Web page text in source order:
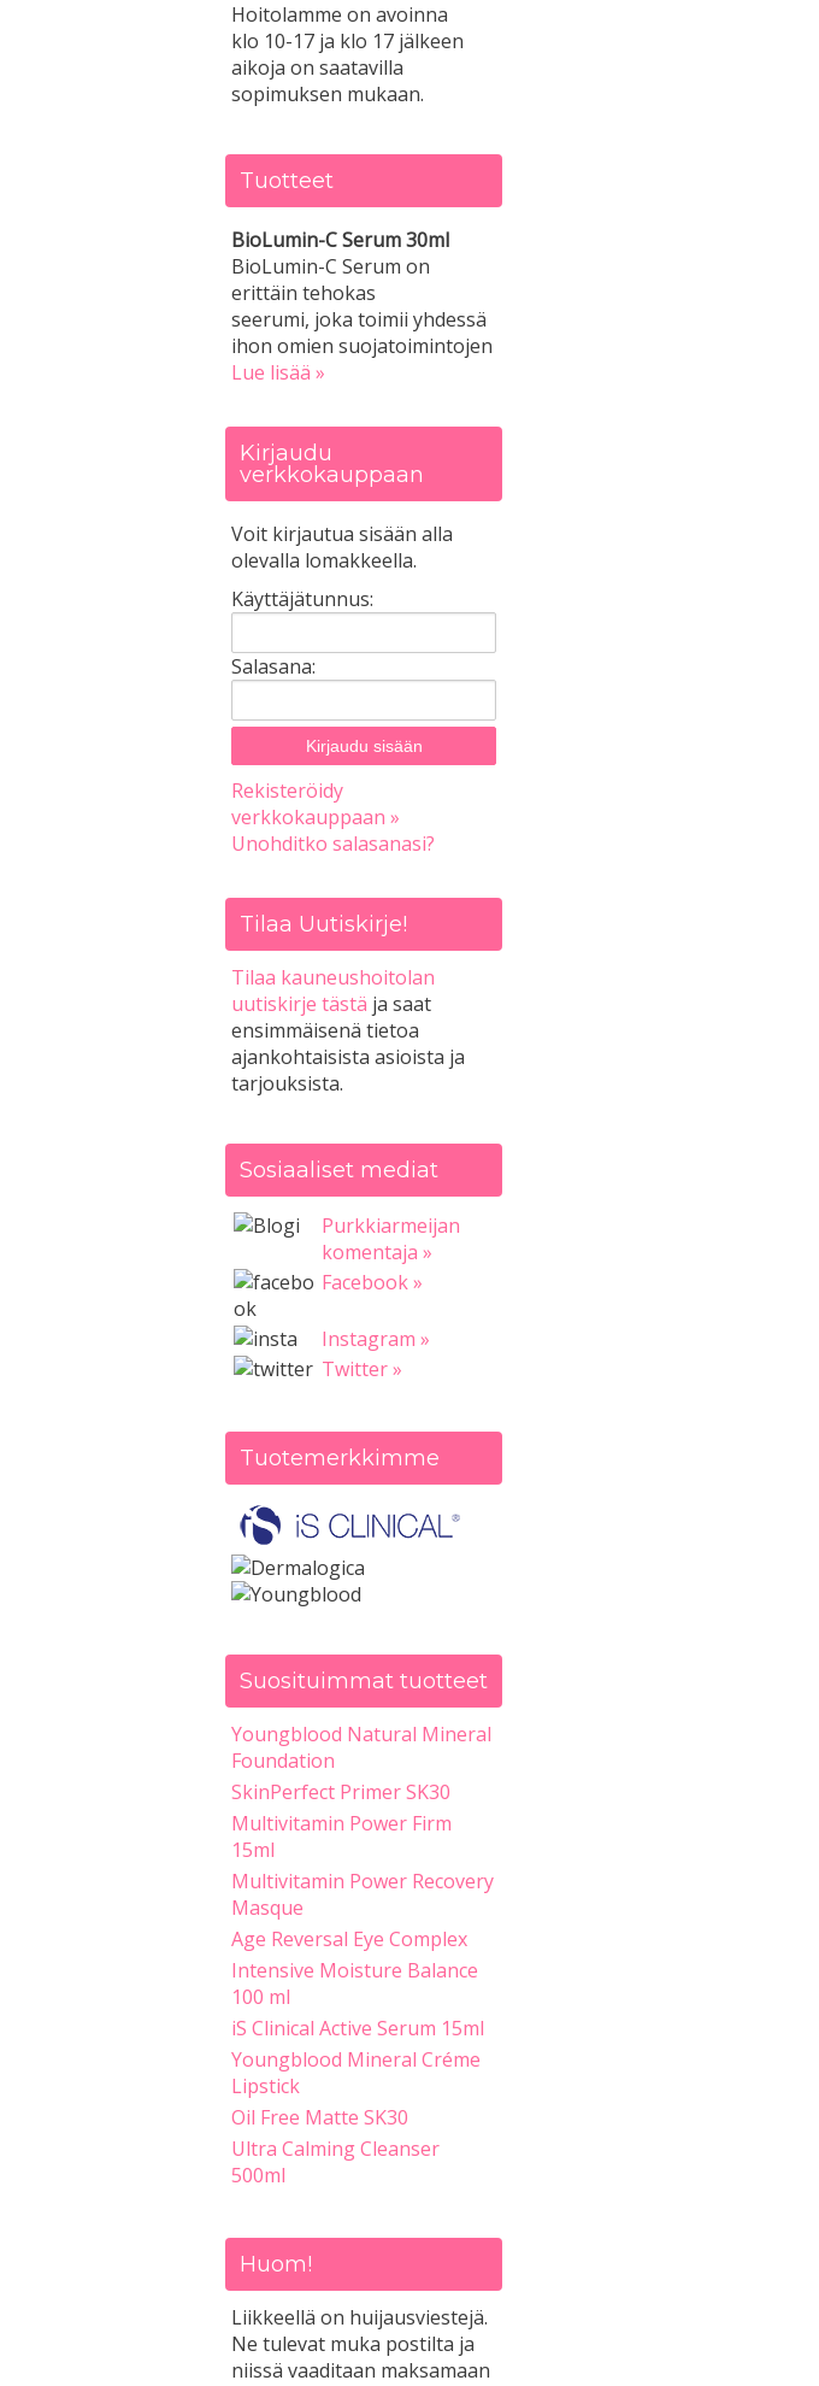
Hoitolamme on avoinna
klo 10-17 ja klo 17 jälkeen
aikoja on saatavilla
sopimuksen mukaan.
Tuotteet
BioLumin-C Serum 30ml
BioLumin-C Serum on
erittäin tehokas
seerumi, joka toimii yhdessä
ihon omien suojatoimintojen
Lue lisää »
Kirjaudu
verkkokauppaan
Voit kirjautua sisään alla
olevalla lomakkeella.
Käyttäjätunnus:
Salasana:
Rekisteröidy
verkkokauppaan »
Unohditko salasanasi?
Tilaa Uutiskirje!
Tilaa kauneushoitolan
uutiskirje tästä ja saat
ensimmäisenä tietoa
ajankohtaisista asioista ja
tarjouksista.
Sosiaaliset mediat
Purkkiarmeijan
komentaja »
Facebook »
Instagram »
Twitter »
Tuotemerkkimme
Suosituimmat tuotteet
Youngblood Natural Mineral
Foundation
SkinPerfect Primer SK30
Multivitamin Power Firm
15ml
Multivitamin Power Recovery
Masque
Age Reversal Eye Complex
Intensive Moisture Balance
100 ml
iS Clinical Active Serum 15ml
Youngblood Mineral Créme
Lipstick
Oil Free Matte SK30
Ultra Calming Cleanser
500ml
Huom!
Liikkeellä on huijausviestejä.
Ne tulevat muka postilta ja
niissä vaaditaan maksamaan